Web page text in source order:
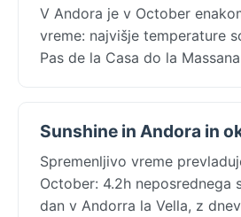
V Andora je v October
vreme: najvišje temperature
Pas de la Casa do la
Sunshine in Andora in
Spremenljivo vreme
October: 4.2h neposrednega
dan v Andorra la Vella, z